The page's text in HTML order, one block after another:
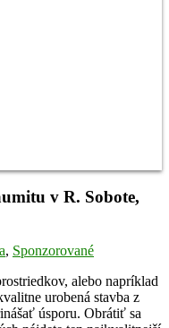
v R. Sobote,
, Sponzorované
alebo napríklad
urobená stavba z
úsporu. Obrátiť sa